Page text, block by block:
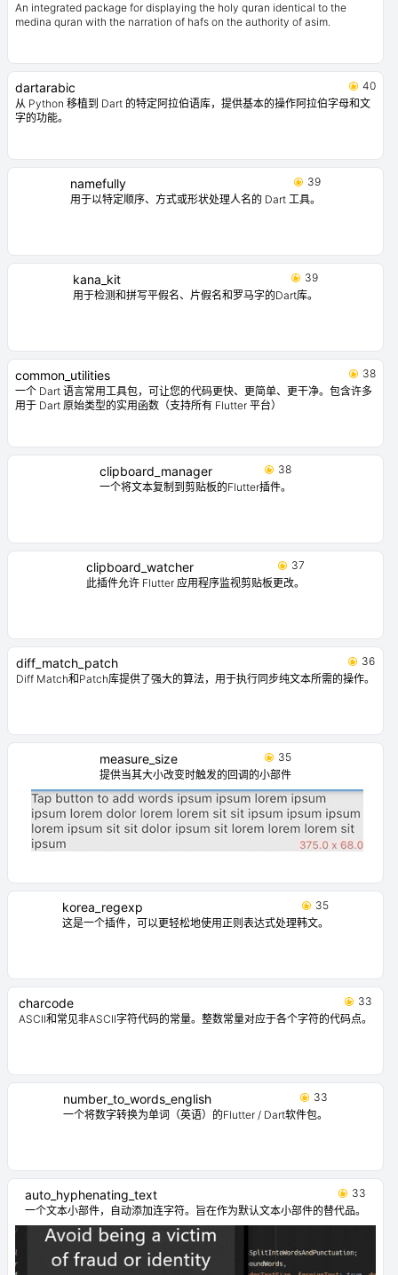
An integrated package for displaying the holy quran identical to the
medina quran with the narration of hafs on the authority of asim.
dartarabic
40
从 Python 移植到 Dart 的特定阿拉伯语库，提供基本的操作阿拉伯字母和文
字的功能。
namefully
39
用于以特定顺序、方式或形状处理人名的 Dart 工具。
kana_kit
39
用于检测和拼写平假名、片假名和罗马字的Dart库。
common_utilities
38
一个 Dart 语言常用工具包，可让您的代码更快、更简单、更干净。包含许多
用于 Dart 原始类型的实用函数（支持所有 Flutter 平台）
clipboard_manager
38
一个将文本复制到剪贴板的Flutter插件。
clipboard_watcher
37
此插件允许 Flutter 应用程序监视剪贴板更改。
diff_match_patch
36
Diff Match和Patch库提供了强大的算法，用于执行同步纯文本所需的操作。
measure_size
35
提供当其大小改变时触发的回调的小部件
korea_regexp
35
这是一个插件，可以更轻松地使用正则表达式处理韩文。
charcode
33
ASCII和常见非ASCII字符代码的常量。整数常量对应于各个字符的代码点。
number_to_words_english
33
一个将数字转换为单词（英语）的Flutter / Dart软件包。
auto_hyphenating_text
33
一个文本小部件，自动添加连字符。旨在作为默认文本小部件的替代品。